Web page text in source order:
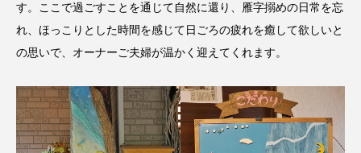
す。ここで過ごすことを通じて自然に還り、雁字搦めの日常を忘
れ、ほっこりとした時間を感じて日ごろの疲れを癒して欲しいと
の思いで、オーナーご夫婦が温かく迎えてくれます。